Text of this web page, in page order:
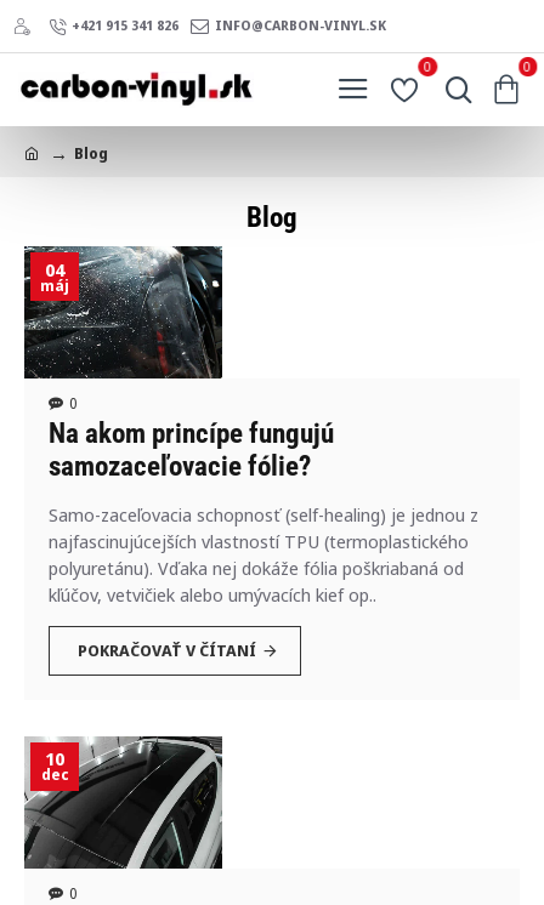
+421 915 341 826 INFO@CARBON-VINYL.SK
0 0
Blog
Blog
04
máj
0
Na akom princípe fungujú
samozaceľovacie fólie?
Samo-zaceľovacia schopnosť (self-healing) je jednou z
najfascinujúcejších vlastností TPU (termoplastického
polyuretánu). Vďaka nej dokáže fólia poškriabaná od
kľúčov, vetvičiek alebo umývacích kief op..
POKRAČOVAŤ V ČÍTANÍ
10
dec
0